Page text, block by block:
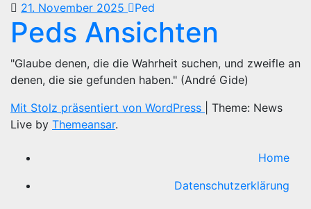
21. November 2025 Ped
Peds Ansichten
"Glaube denen, die die Wahrheit suchen, und zweifle an
denen, die sie gefunden haben." (André Gide)
Mit Stolz präsentiert von WordPress
Theme: News
Live by Themeansar.
Home
Datenschutzerklärung